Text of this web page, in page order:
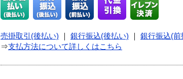
売掛取引(後払い) 銀行振込(後払い) 銀行振込(前
⇒支払方法について詳しくはこちら